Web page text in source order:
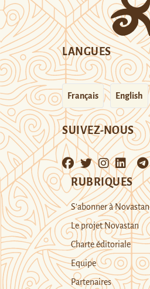
LANGUES
Français English
SUIVEZ-NOUS
RUBRIQUES
S’abonner à Novastan
Le projet Novastan
Charte éditoriale
Equipe
Partenaires